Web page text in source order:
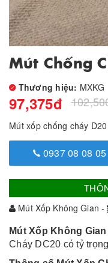
Mút Chống
Thương hiệu: MXKG
97,375đ
Mút xốp chống cháy D20
0937 08 08 05
Mút Xốp Không Gian -
Mút Xốp Không Gian
Cháy DC20 có tỷ